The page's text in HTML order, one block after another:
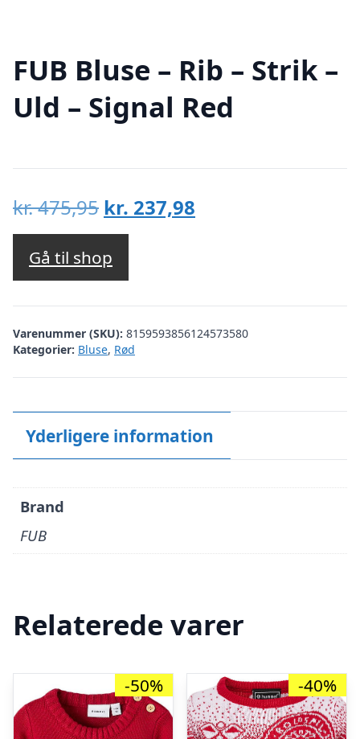
FUB Bluse – Rib – Strik –
Uld – Signal Red
kr.475,95 Den
oprindelige
pris
var:
kr. 475,95.
kr. 237,98
kr. 237,98.
Gå til shop
Varenummer (SKU): 8159593856124573580
Kategorier: Bluse, Rød
Yderligere information
Brand
FUB
Relaterede varer
-50% -40%